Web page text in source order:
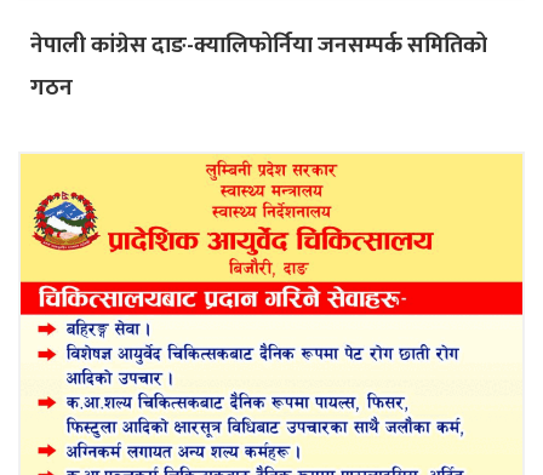
नेपाली कांग्रेस दाङ-क्यालिफोर्निया जनसम्पर्क समितिको
गठन